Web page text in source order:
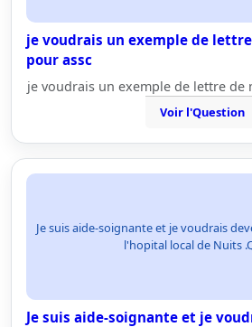
je voudrais un exemple de
pour assc
je voudrais un exemple de lettre de
Voir l'Question
Je suis aide-soignante et je voudrais
l'hopital local de Nuits
Je suis aide-soignante et je